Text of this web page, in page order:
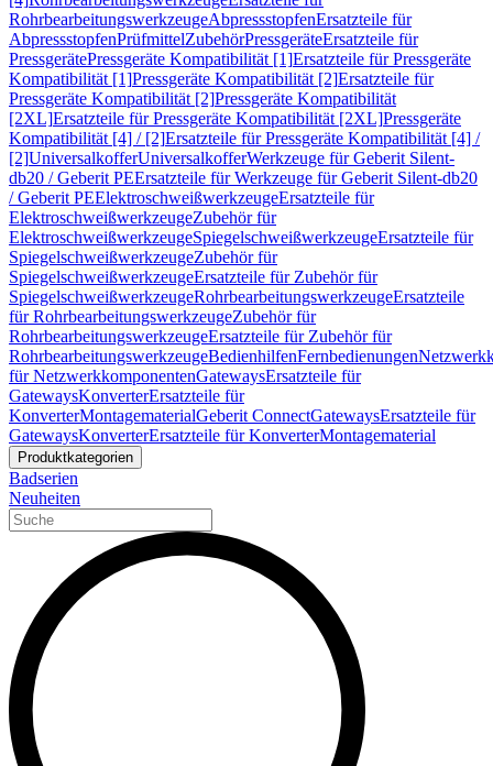
RohrbearbeitungswerkzeugeAbpressstopfenErsatzteile für
AbpressstopfenPrüfmittelZubehörPressgeräteErsatzteile für
PressgerätePressgeräte Kompatibilität [1]Ersatzteile für Pressgeräte
Kompatibilität [1]Pressgeräte Kompatibilität [2]Ersatzteile für
Pressgeräte Kompatibilität [2]Pressgeräte Kompatibilität
[2XL]Ersatzteile für Pressgeräte Kompatibilität [2XL]Pressgeräte
Kompatibilität [4] / [2]Ersatzteile für Pressgeräte Kompatibilität [4] /
[2]UniversalkofferUniversalkofferWerkzeuge für Geberit Silent-
db20 / Geberit PEErsatzteile für Werkzeuge für Geberit Silent-db20
/ Geberit PEElektroschweißwerkzeugeErsatzteile für
ElektroschweißwerkzeugeZubehör für
ElektroschweißwerkzeugeSpiegelschweißwerkzeugeErsatzteile für
SpiegelschweißwerkzeugeZubehör für
SpiegelschweißwerkzeugeErsatzteile für Zubehör für
SpiegelschweißwerkzeugeRohrbearbeitungswerkzeugeErsatzteile
für RohrbearbeitungswerkzeugeZubehör für
RohrbearbeitungswerkzeugeErsatzteile für Zubehör für
RohrbearbeitungswerkzeugeBedienhilfenFernbedienungen
für NetzwerkkomponentenGatewaysErsatzteile für
GatewaysKonverterErsatzteile für
KonverterMontagematerialGeberit ConnectGatewaysErsatzteile für
GatewaysKonverterErsatzteile für KonverterMontagematerial
Produktkategorien
Badserien
Neuheiten